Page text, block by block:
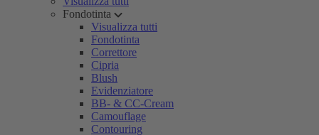
Fondotinta
Visualizza tutti
Fondotinta
Correttore
Cipria
Blush
Evidenziatore
BB- & CC-Cream
Camouflage
Contouring